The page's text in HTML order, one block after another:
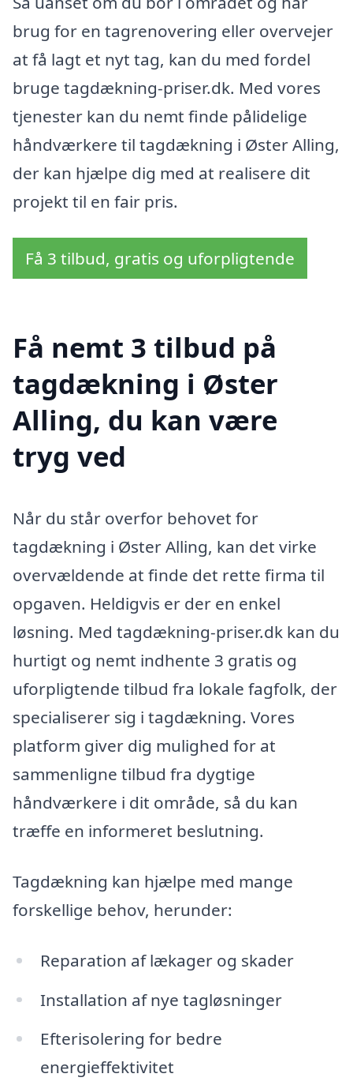
brug for en tagrenovering eller overvejer
at få lagt et nyt tag, kan du med fordel
bruge tagdækning-priser.dk. Med vores
tjenester kan du nemt finde pålidelige
håndværkere til tagdækning i Øster Alling,
der kan hjælpe dig med at realisere dit
projekt til en fair pris.
Få 3 tilbud, gratis og uforpligtende
Få nemt 3 tilbud på
tagdækning i Øster
Alling, du kan være
tryg ved
Når du står overfor behovet for
tagdækning i Øster Alling, kan det virke
overvældende at finde det rette firma til
opgaven. Heldigvis er der en enkel
løsning. Med tagdækning-priser.dk kan du
hurtigt og nemt indhente 3 gratis og
uforpligtende tilbud fra lokale fagfolk, der
specialiserer sig i tagdækning. Vores
platform giver dig mulighed for at
sammenligne tilbud fra dygtige
håndværkere i dit område, så du kan
træffe en informeret beslutning.
Tagdækning kan hjælpe med mange
forskellige behov, herunder:
Reparation af lækager og skader
Installation af nye tagløsninger
Efterisolering for bedre
energieffektivitet